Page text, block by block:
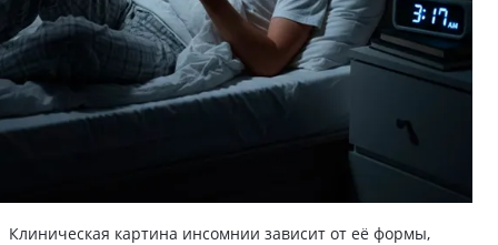
Клиническая картина инсомнии зависит от её формы,